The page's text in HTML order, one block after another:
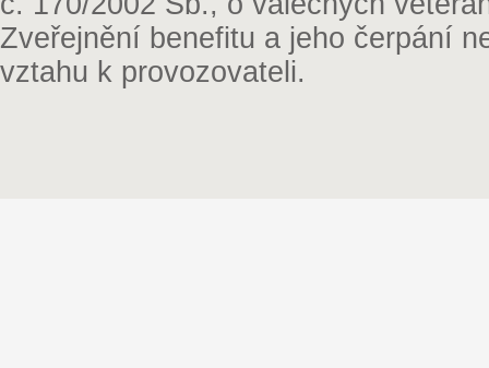
Zveřejnění benefitu a jeho čerpání
vztahu k provozovateli.